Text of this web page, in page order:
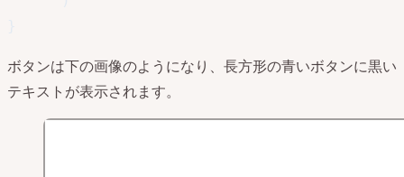
ボタンは下の画像のようになり、長方形の青いボタンに黒い
テキストが表示されます。